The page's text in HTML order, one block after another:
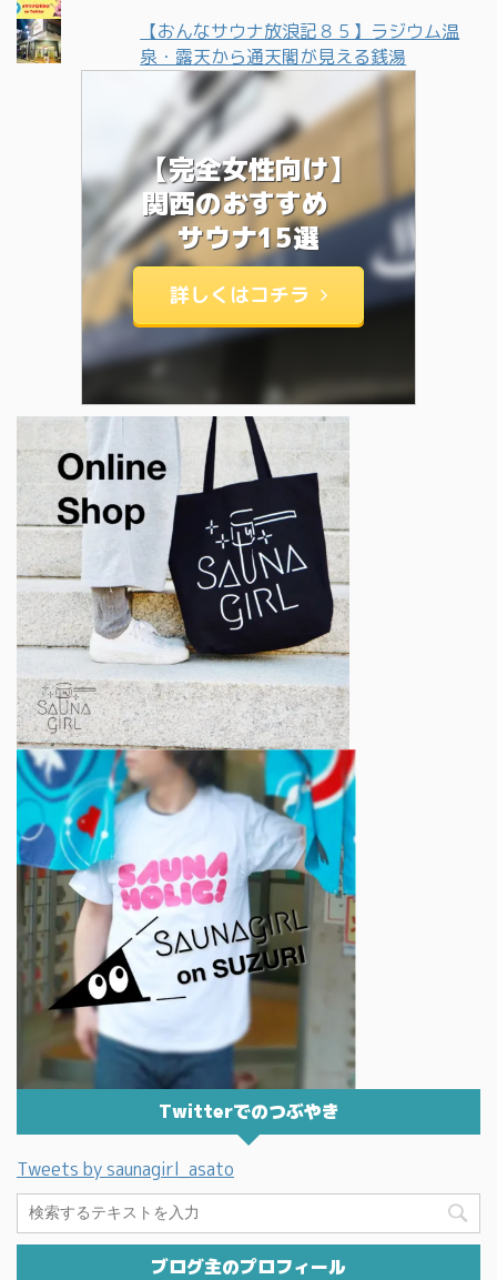
【おんなサウナ放浪記８５】ラジウム温
泉・露天から通天閣が見える銭湯
【完全女性向け】
関西のおすすめ
サウナ15選
詳しくはコチラ
Twitterでのつぶやき
Tweets by saunagirl_asato
ブログ主のプロフィール